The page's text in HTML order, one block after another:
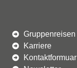
Gruppenreisen
Karriere
Kontaktformuar